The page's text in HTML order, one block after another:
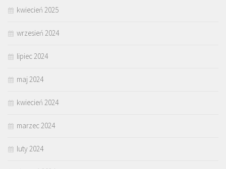
kwiecień 2025
wrzesień 2024
lipiec 2024
maj 2024
kwiecień 2024
marzec 2024
luty 2024